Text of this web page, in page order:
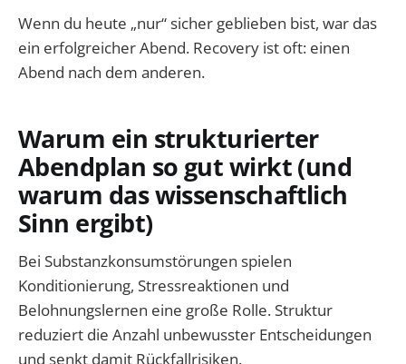
Wenn du heute „nur“ sicher geblieben bist, war das
ein erfolgreicher Abend. Recovery ist oft: einen
Abend nach dem anderen.
Warum ein strukturierter
Abendplan so gut wirkt (und
warum das wissenschaftlich
Sinn ergibt)
Bei Substanzkonsumstörungen spielen
Konditionierung, Stressreaktionen und
Belohnungslernen eine große Rolle. Struktur
reduziert die Anzahl unbewusster Entscheidungen
und senkt damit Rückfallrisiken.